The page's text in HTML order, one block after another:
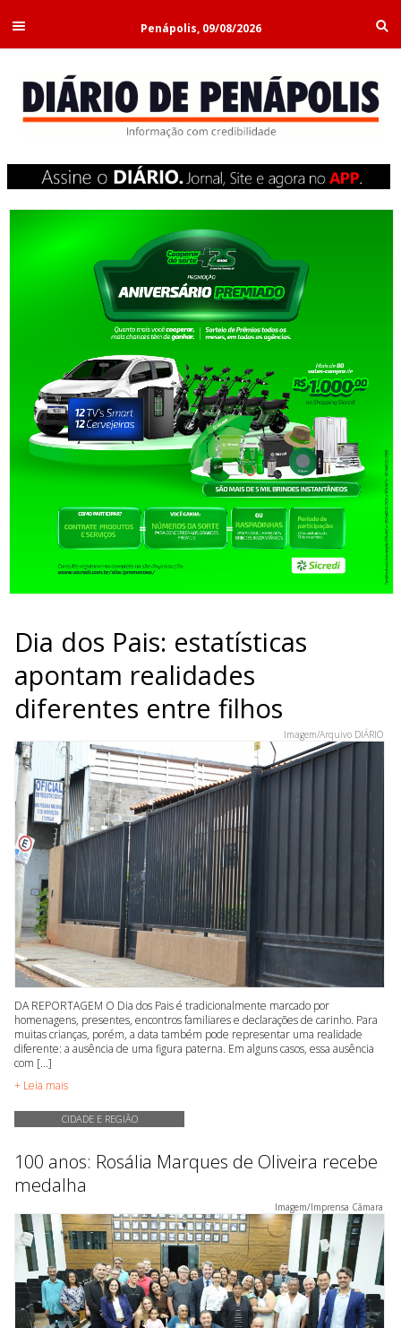
Penápolis, 09/08/2026
Dia dos Pais: estatísticas
apontam realidades
diferentes entre filhos
Imagem/Arquivo DIÁRIO
DA REPORTAGEM O Dia dos Pais é tradicionalmente marcado por
homenagens, presentes, encontros familiares e declarações de carinho. Para
muitas crianças, porém, a data também pode representar uma realidade
diferente: a ausência de uma figura paterna. Em alguns casos, essa ausência
com [...]
+ Leia mais
CIDADE E REGIÃO
100 anos: Rosália Marques de Oliveira recebe
medalha
Imagem/Imprensa Câmara